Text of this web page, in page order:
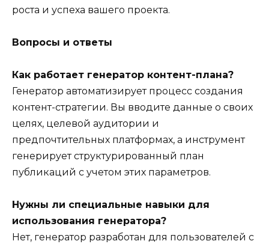
роста и успеха вашего проекта.
Вопросы и ответы
Как работает генератор контент-плана?
Генератор автоматизирует процесс создания
контент-стратегии. Вы вводите данные о своих
целях, целевой аудитории и
предпочтительных платформах, а инструмент
генерирует структурированный план
публикаций с учетом этих параметров.
Нужны ли специальные навыки для
использования генератора?
Нет, генератор разработан для пользователей с